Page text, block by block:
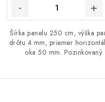
Šírka panelu 250 cm, výška
drôtu 4 mm, priemer
oka 50 mm. Pozinkovaný